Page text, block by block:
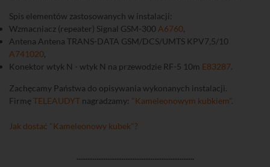
Spis elementów zastosowanych w instalacji:
Wzmacniacz (repeater) Signal GSM-300 A6760,
Antena Antena TRANS-DATA GSM/DCS/UMTS KPV7,5/10
A741020,
Konektor wtyk N - wtyk N na przewodzie RF-5 10m E83287.
Zachęcamy Państwa do opisywania wykonanych instalacji.
FirmęTELEAUDYT nagradzamy: "Kameleonowym kubkiem".
Jak dostać "Kameleonowy kubek"?
.................................................................